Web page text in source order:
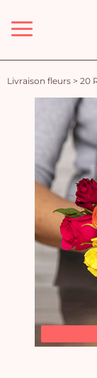
Menu
Livraison fleurs > 20